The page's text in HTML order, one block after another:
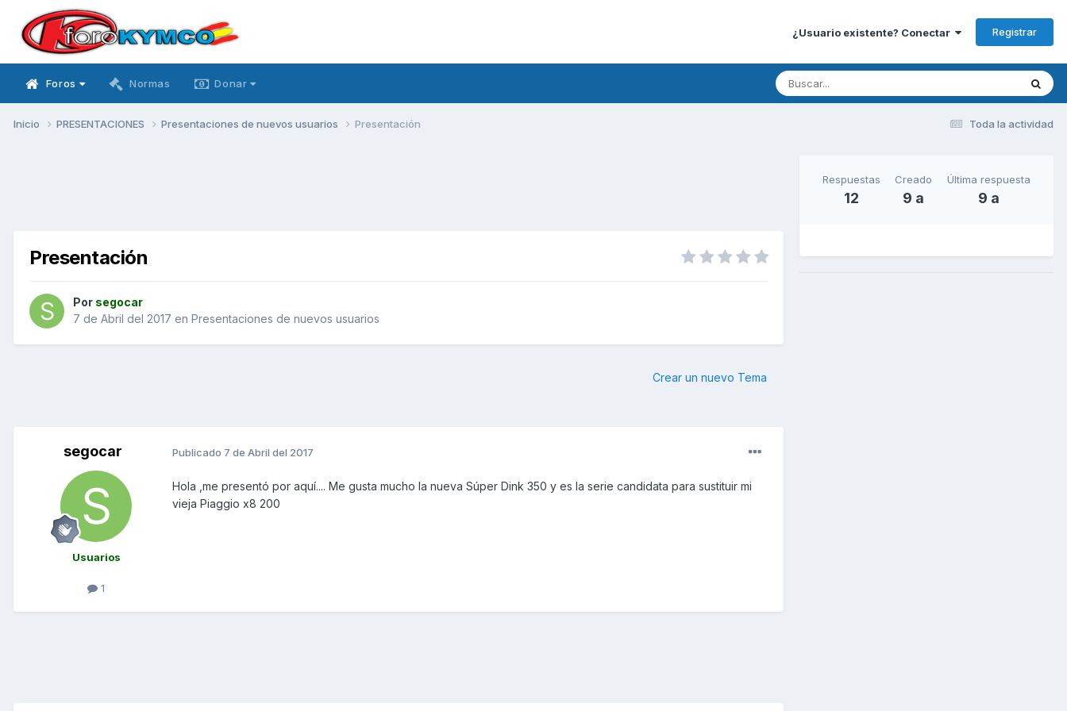
¿Usuario existente? Conectar Registrar
Foros Normas Donar
Toda la actividad
Inicio PRESENTACIONES Presentaciones de nuevos usuarios Presentación
Presentación
Por segocar
7 de Abril del 2017 en Presentaciones de nuevos usuarios
Crear un nuevo Tema
segocar
Usuarios
1
Publicado 7 de Abril del 2017
Hola ,me presentó por aquí.... Me gusta mucho la nueva Súper Dink 350 y es la serie candidata para sustituir mi
vieja Piaggio x8 200
Respuestas
12
Creado
9 a
Última respuesta
9 a